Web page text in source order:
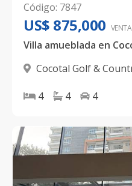
Código: 7847
US$ 875,000
Villa amueblada en
Cocotal Golf &
4 4 4